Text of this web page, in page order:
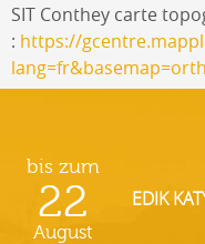
SIT Conthey carte
: https://
bis zum
22
August
EDIK